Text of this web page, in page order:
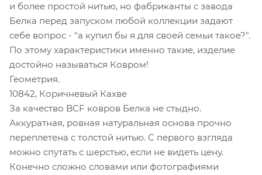
и более простой нитью, но фабриканты с завода
Белка перед запуском любой коллекции задают
себе вопрос - "а купил бы я для своей семьи такое?".
По этому характеристики именно такие, изделие
достойно называться Ковром!
Геометрия.
10842, Коричневый Кахве
За качество BCF ковров Белка не стыдно.
Аккуратная, ровная натуральная основа прочно
переплетена с толстой нитью. С первого взгляда
можно спутать с шерстью, если не видеть цену.
Конечно сложно словами или фотографиями